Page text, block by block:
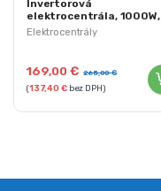
Elektrocentrály
Invertorová
elektrocentrála, 1000W,
230V | KD132
169,00€ 265,00€
(137,40€bez DPH)